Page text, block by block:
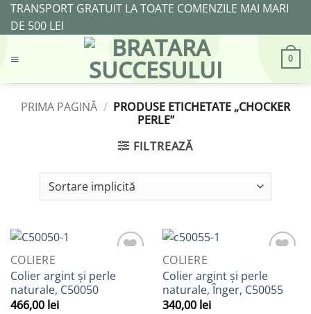
SkipTRANSPORT GRATUIT LA TOATE COMENZILE MAI MARI
DE 500 LEI
0
PRIMA PAGINĂ / PRODUSE ETICHETATE „CHOCKER
PERLE”
FILTREAZĂ
Adaugă
COLIERE
Colier argint și perle
naturale, C50050
466,00 lei
Adaugă
la
Favorite
COLIERE
Colier argint și perle
naturale, Înger, C50055
340,00 lei